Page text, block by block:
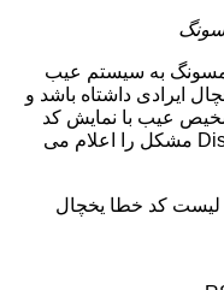
به سیستم عیب
ایرادی داشتاه باشد و
عیب با نمایش کد
خطای مربوطه بر روی نمایشگر یا Display مشکل را اعلام می
لیست کد خطا یخچال